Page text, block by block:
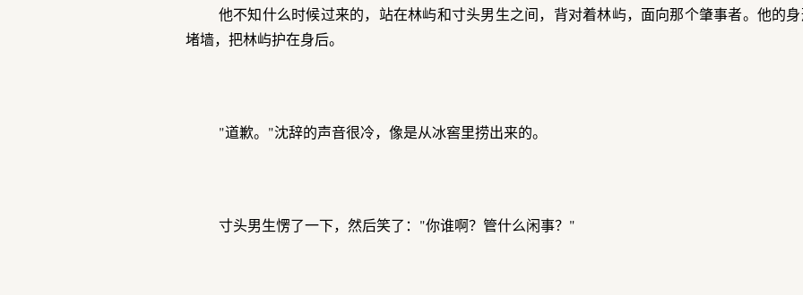
他不知什么时候过来的，站在林屿和寸头男生之间，背对着林屿，面向那个肇事者。他的
堵墙，把林屿护在身后。
"道歉。"沈辞的声音很冷，像是从冰窖里捞出来的。
寸头男生愣了一下，然后笑了："你谁啊？管什么闲事？"